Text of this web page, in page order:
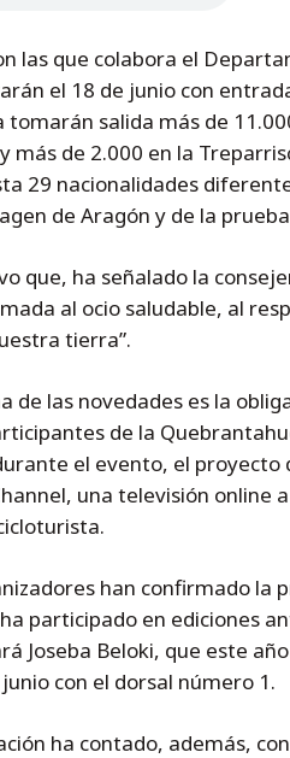
las que colabora el
el 18 de junio con
tomarán salida más de
más de 2.000 en la
29 nacionalidades
de Aragón y de la
que, ha señalado la
al ocio saludable, al
tierra”.
de las novedades es la
de la
el evento, el
una televisión online
han confirmado la
participado en ediciones
Joseba Beloki, que este
con el dorsal número 1.
ha contado, además,